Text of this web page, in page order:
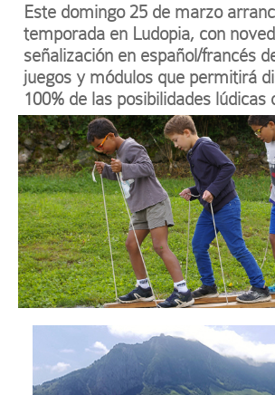
Este domingo 25 de marzo
temporada en Ludopia, con
señalización en español/francés
juegos y módulos que permitirá
100% de las posibilidades lúdicas